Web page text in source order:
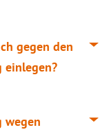
gegen den
einlegen?
wegen